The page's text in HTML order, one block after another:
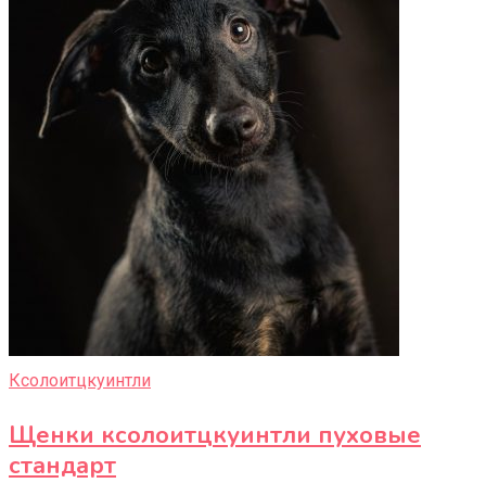
Ксолоитцкуинтли
Щенки ксолоитцкуинтли пуховые
стандарт